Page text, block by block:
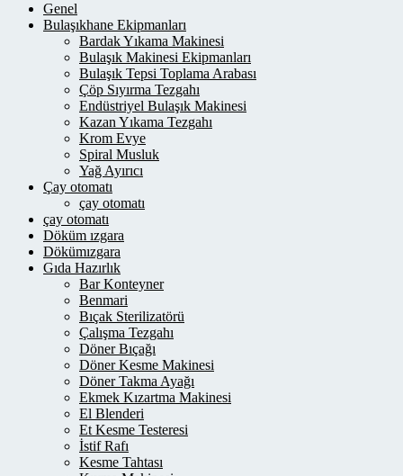
Genel
Bulaşıkhane Ekipmanları
Bardak Yıkama Makinesi
Bulaşık Makinesi Ekipmanları
Bulaşık Tepsi Toplama Arabası
Çöp Sıyırma Tezgahı
Endüstriyel Bulaşık Makinesi
Kazan Yıkama Tezgahı
Krom Evye
Spiral Musluk
Yağ Ayırıcı
Çay otomatı
çay otomatı
çay otomatı
Döküm ızgara
Dökümızgara
Gıda Hazırlık
Bar Konteyner
Benmari
Bıçak Sterilizatörü
Çalışma Tezgahı
Döner Bıçağı
Döner Kesme Makinesi
Döner Takma Ayağı
Ekmek Kızartma Makinesi
El Blenderi
Et Kesme Testeresi
İstif Rafı
Kesme Tahtası